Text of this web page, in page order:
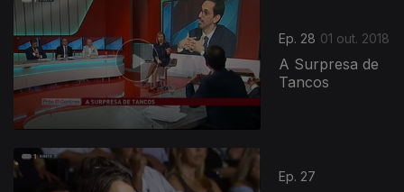
Ep. 28 01 out. 2018
A Surpresa de
Tancos
Ep. 27